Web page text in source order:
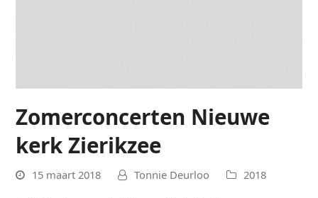
Zomerconcerten Nieuwe
kerk Zierikzee
15 maart 2018 Tonnie Deurloo 2018